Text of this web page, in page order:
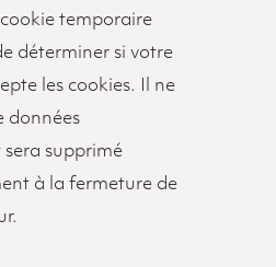
temporaire
déterminer si votre
les cookies. Il ne
données
sera supprimé
à la fermeture de